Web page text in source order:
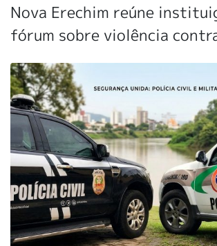
Nova Erechim reúne
fórum sobre violência